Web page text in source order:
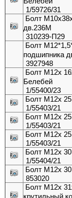
1/59726/31
Болт
дв.236М
310239-П29
Болт
подшипника
3927948
Болт М12х
Белебей
1/55400/23
Болт М12х 25
1/55403/21
Болт М12х
1/55403/21
Болт М12х 25
1/55403/21
Болт М12х
1/55404/21
Болт М12х
853020
Болт М12х